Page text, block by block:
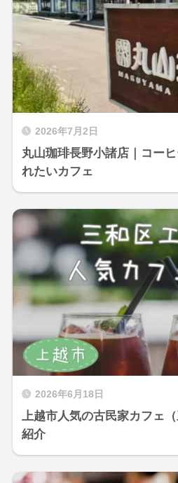
2026年7月2日
丸山珈琲長野小諸店｜コー
れたいカフェ
2026年6月18日
上越市人気の古民家カフェ
紹介